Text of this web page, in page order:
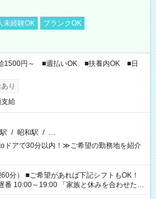
未経験OK
ブランクOK
1500円～ ■週払いOK ■扶養内OK ■日
り
給
/ 昭和駅 / …
ドアで30分以内！≫ご希望の勤務地を紹介
シフトもOK！
「家族と休みを合わせた
夕飯の準備がしたい」 「できれば残業はし